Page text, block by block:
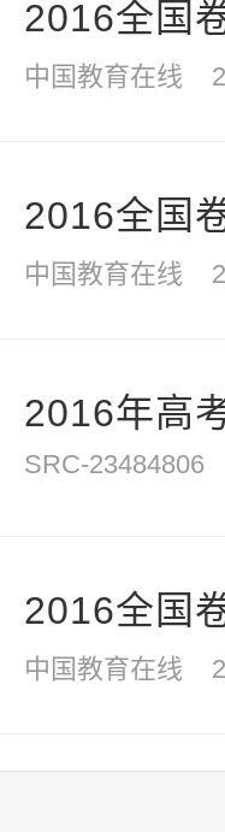
2016全国
中国教育在线
2016全国
中国教育在线
2016年高
SRC-23484806
2016全国
中国教育在线